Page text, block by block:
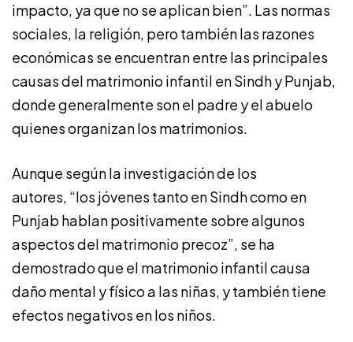
impacto, ya que no se aplican bien”. Las normas
sociales, la religión, pero también las razones
económicas se encuentran entre las principales
causas del matrimonio infantil en Sindh y Punjab,
donde generalmente son el padre y el abuelo
quienes organizan los matrimonios.
Aunque según la investigación de los
autores, “los jóvenes tanto en Sindh como en
Punjab hablan positivamente sobre algunos
aspectos del matrimonio precoz”, se ha
demostrado que el matrimonio infantil causa
daño mental y físico a las niñas, y también tiene
efectos negativos en los niños.